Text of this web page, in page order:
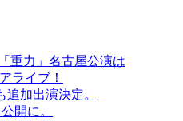
重力」名古屋公演は
ライブ！
追加出演決定。
開に。